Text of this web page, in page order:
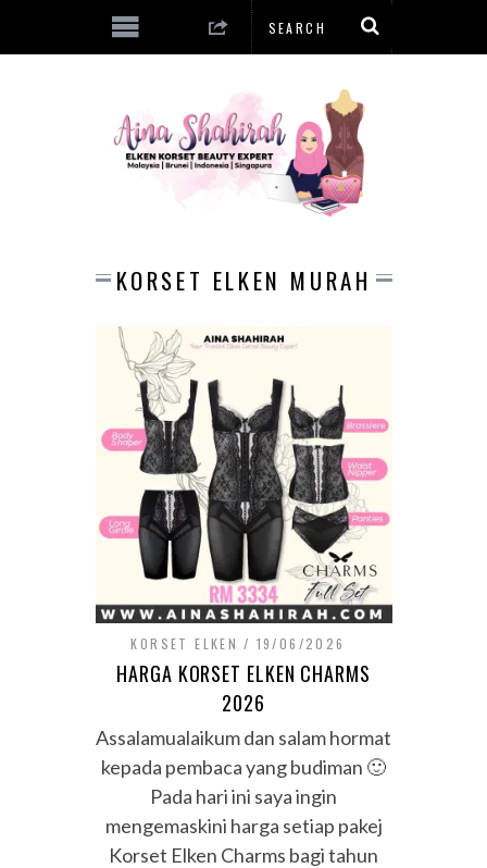
KORSET ELKEN MURAH
KORSET ELKEN 19/06/2026
HARGA KORSET ELKEN CHARMS
2026
Assalamualaikum dan salam hormat
kepada pembaca yang budiman 🙂
Pada hari ini saya ingin
mengemaskini harga setiap pakej
Korset Elken Charms bagi tahun